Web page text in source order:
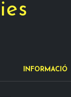
INFORMACIÓ